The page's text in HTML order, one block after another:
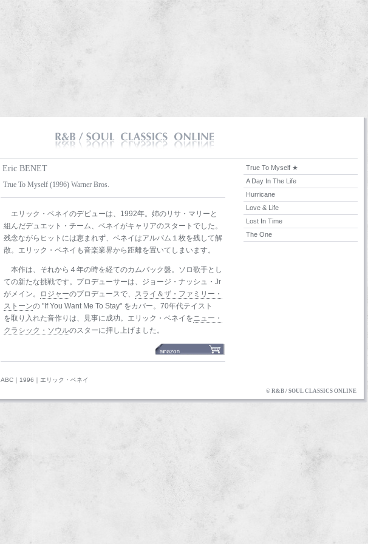
Eric BENET
True To Myself (1996) Warner Bros.
エリック・ベネイのデビューは、1992年。姉のリサ・マリーと
組んだデュエット・チーム、ベネイがキャリアのスタートでした。
残念ながらヒットには恵まれず、ベネイはアルバム１枚を残して解
散。エリック・ベネイも音楽業界から距離を置いてしまいます。
本作は、それから４年の時を経てのカムバック盤。ソロ歌手とし
ての新たな挑戦です。プロデューサーは、ジョージ・ナッシュ・Jr
がメイン。
ロジャーのプロデュースで、
スライ＆ザ・ファミリー・
ストーンの "If You Want Me To Stay" をカバー。70年代テイスト
を取り入れた音作りは、見事に成功。エリック・ベネイを ニュー・
クラシック・ソウルのスターに押し上げました。
True To Myself ★
A Day In The Life
Hurricane
Love & Life
Lost In Time
The One
ABC 1996 ｜エリック・ベネイ
© R&B / SOUL CLASSICS ONLINE